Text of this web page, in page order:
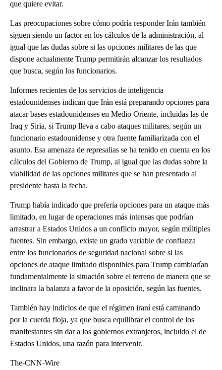
que quiere evitar.
Las preocupaciones sobre cómo podría responder Irán también
siguen siendo un factor en los cálculos de la administración, al
igual que las dudas sobre si las opciones militares de las que
dispone actualmente Trump permitirán alcanzar los resultados
que busca, según los funcionarios.
Informes recientes de los servicios de inteligencia
estadounidenses indican que Irán está preparando opciones para
atacar bases estadounidenses en Medio Oriente, incluidas las de
Iraq y Siria, si Trump lleva a cabo ataques militares, según un
funcionario estadounidense y otra fuente familiarizada con el
asunto. Esa amenaza de represalias se ha tenido en cuenta en los
cálculos del Gobierno de Trump, al igual que las dudas sobre la
viabilidad de las opciones militares que se han presentado al
presidente hasta la fecha.
Trump había indicado que prefería opciones para un ataque más
limitado, en lugar de operaciones más intensas que podrían
arrastrar a Estados Unidos a un conflicto mayor, según múltiples
fuentes. Sin embargo, existe un grado variable de confianza
entre los funcionarios de seguridad nacional sobre si las
opciones de ataque limitado disponibles para Trump cambiarían
fundamentalmente la situación sobre el terreno de manera que se
inclinara la balanza a favor de la oposición, según las fuentes.
También hay indicios de que el régimen iraní está caminando
por la cuerda floja, ya que busca equilibrar el control de los
manifestantes sin dar a los gobiernos extranjeros, incluido el de
Estados Unidos, una razón para intervenir.
The-CNN-Wire